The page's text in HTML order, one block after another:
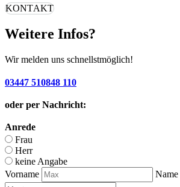
KONTAKT
Weitere Infos?
Wir melden uns schnellstmöglich!
03447 510848 110
oder per Nachricht:
Anrede
Frau
Herr
keine Angabe
Vorname
Name